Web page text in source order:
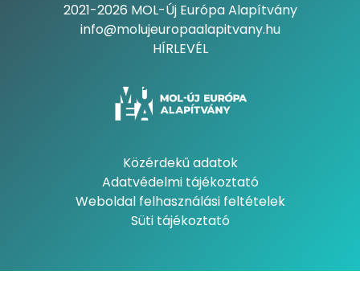
2021-2026 MOL-Új Európa Alapítvány
info@molujeuropaalapitvany.hu
HÍRLEVÉL
Közérdekű adatok
Adatvédelmi tájékoztató
Weboldal felhasználási feltételek
Süti tájékoztató